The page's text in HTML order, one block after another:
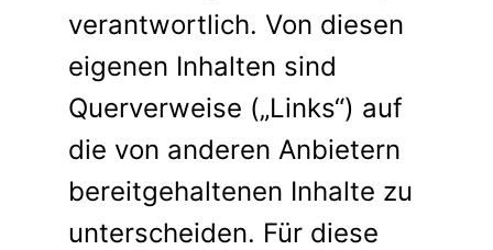
verantwortlich. Von diesen
eigenen Inhalten sind
Querverweise („Links“) auf
die von anderen Anbietern
bereitgehaltenen Inhalte zu
unterscheiden. Für diese